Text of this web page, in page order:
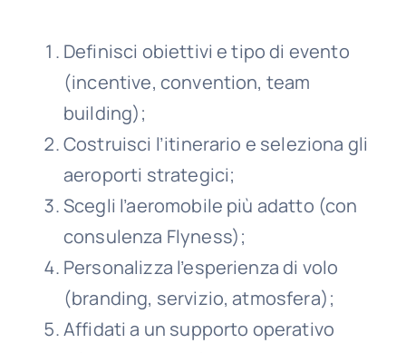
Definisci obiettivi e tipo di evento
(incentive, convention, team
building);
Costruisci l’itinerario e seleziona gli
aeroporti strategici;
Scegli l’aeromobile più adatto (con
consulenza Flyness);
Personalizza l’esperienza di volo
(branding, servizio, atmosfera);
Affidati a un supporto operativo